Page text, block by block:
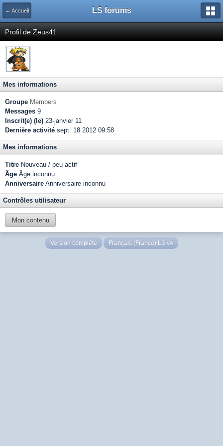
← Accueil LS forums
Profil de Zeus41
Mes informations
Groupe Members
Messages 9
Inscrit(e) (le) 23-janvier 11
Dernière activité sept. 18 2012 09:58
Mes informations
Titre Nouveau / peu actif
Âge Âge inconnu
Anniversaire Anniversaire inconnu
Contrôles utilisateur
Mon contenu
Version complète Français (France) LS v4